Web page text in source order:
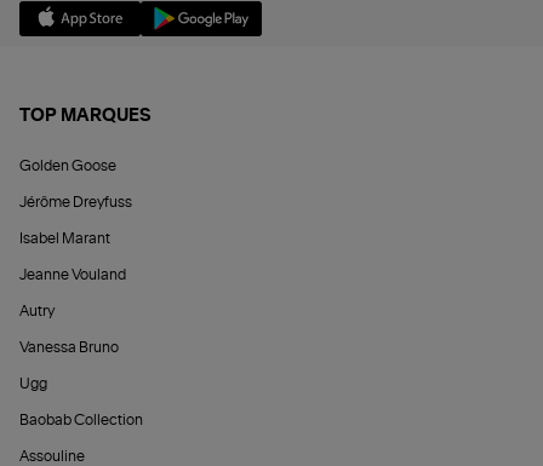
TOP MARQUES
Golden Goose
Jérôme Dreyfuss
Isabel Marant
Jeanne Vouland
Autry
Vanessa Bruno
Ugg
Baobab Collection
Assouline